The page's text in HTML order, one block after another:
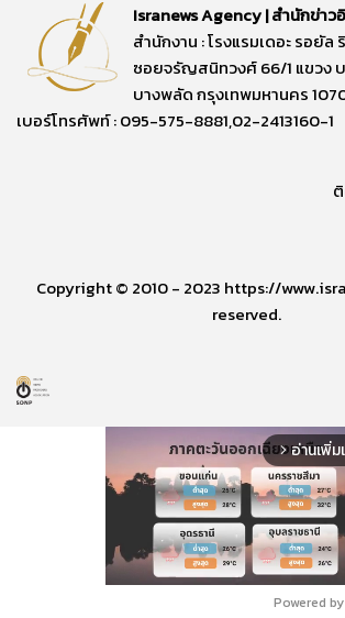
Isranews Agency | สำนักข่าว
สำนักงาน : โรงแรมเดอะ รอยัล
ซอยจรัญสนิทวงศ์ 66/1 แขวง
บางพลัด กรุงเทพมหานคร
เบอร์โทรศัพท์ : 095-575-8881,02-2413160-1
Copyright © 2010 - 2023 https://
reserved.
arrow_forward_ios อ่านเพิ่ม
Powered by